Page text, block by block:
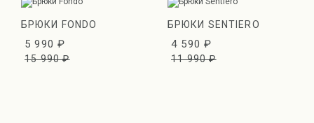
БРЮКИ FONDO
5 990 ₽
15 990 ₽
БРЮКИ SENTIERO
4 590 ₽
11 990 ₽